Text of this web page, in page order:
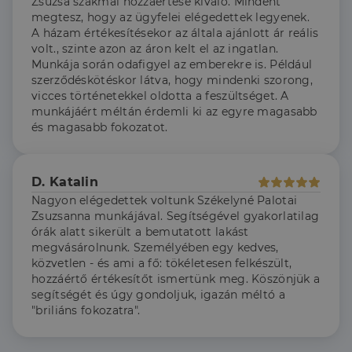
megtesz, hogy az ügyfelei elégedettek legyenek.
A házam értékesítésekor az általa ajánlott ár reális
volt., szinte azon az áron kelt el az ingatlan.
Munkája során odafigyel az emberekre is. Például
szerződéskötéskor látva, hogy mindenki szorong,
vicces történetekkel oldotta a feszültséget. A
munkájáért méltán érdemli ki az egyre magasabb
és magasabb fokozatot.
D. Katalin
Nagyon elégedettek voltunk Székelyné Palotai
Zsuzsanna munkájával. Segítségével gyakorlatilag
órák alatt sikerült a bemutatott lakást
megvásárolnunk. Személyében egy kedves,
közvetlen - és ami a fő: tökéletesen felkészült,
hozzáértő értékesítőt ismertünk meg. Köszönjük a
segítségét és úgy gondoljuk, igazán méltó a
"briliáns fokozatra".
végfelhasználó
hogyan
használja a
weboldalt, és
minden olyan
reklámról,
amelyet a
végfelhasználó
láthatott,
mielőtt